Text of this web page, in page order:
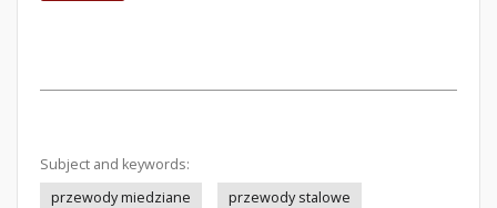
Subject and keywords:
przewody miedziane
przewody stalowe